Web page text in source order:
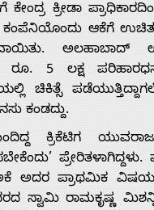
ಕೇಂದ್ರ ಕ್ರೀಡಾ
ಆಕೆಗೆ
ಅಲಹಾಬಾದ್
ರೂ. 5 ಲಕ್ಷ
ಚಿಕಿತ್ಸೆ
ಕಂಡದ್ದು.
ಕ್ರಿಕೆಟಿಗ
ಅದರ ಪ್ರಾಥಮಿಕ
ಸ್ವಾಮಿ ರಾಮಕೃಷ್ಣ